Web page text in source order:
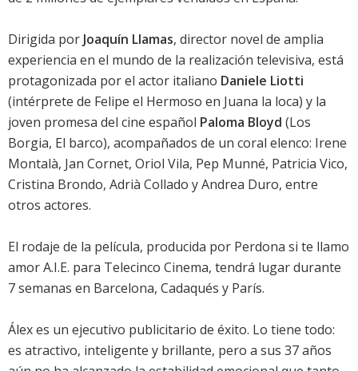
Dirigida por Joaquín Llamas, director novel de amplia
experiencia en el mundo de la realización televisiva, está
protagonizada por el actor italiano Daniele Liotti
(intérprete de Felipe el Hermoso en Juana la loca) y la
joven promesa del cine español Paloma Bloyd (Los
Borgia, El barco), acompañados de un coral elenco: Irene
Montalà, Jan Cornet, Oriol Vila, Pep Munné, Patricia Vico,
Cristina Brondo, Adrià Collado yAndrea Duro, entre
otros actores.
El rodaje de la película, producida por Perdona si te llamo
amor A.I.E. para Telecinco Cinema, tendrá lugar durante
7 semanas en Barcelona, Cadaqués y París.
Álex es un ejecutivo publicitario de éxito. Lo tiene todo:
es atractivo, inteligente y brillante, pero a sus 37 años